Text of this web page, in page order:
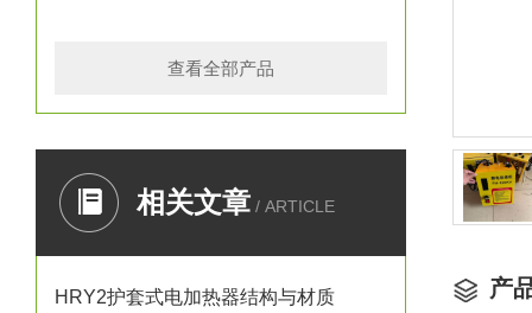
查看全部产品
相关文章 / ARTICLE
HRY2护套式电加热器结构与材质 产